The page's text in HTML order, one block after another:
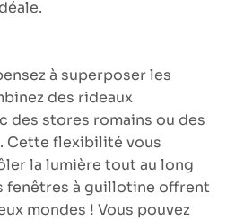
à superposer les
des rideaux
des stores romains ou des
Cette flexibilité vous
la lumière tout au long
fenêtres à guillotine offrent
mondes ! Vous pouvez